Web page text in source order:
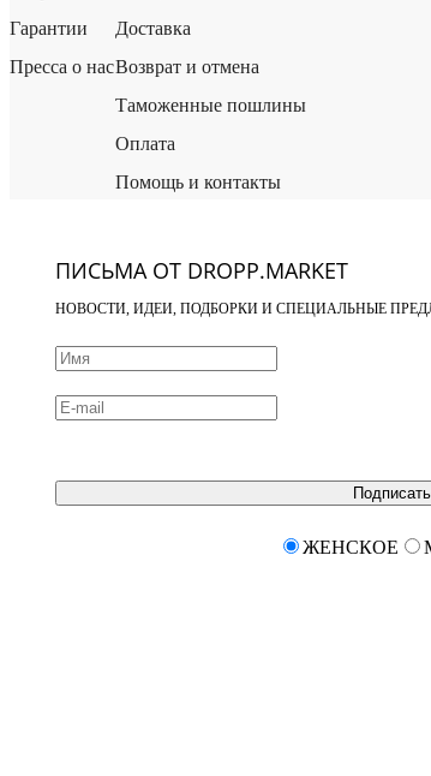
Гарантии
Пресса о нас
Доставка
Возврат и отмена
Таможенные пошлины
Оплата
Помощь и контакты
ПИСЬМА ОТ DROPP.MARKET
НОВОСТИ, ИДЕИ, ПОДБОРКИ И СПЕЦИАЛЬНЫЕ
ЖЕНСКОЕ